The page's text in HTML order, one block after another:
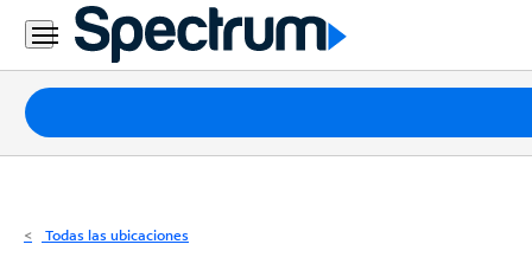
Residencial
Business
Paquetes
Internet
Todas las ubicaciones